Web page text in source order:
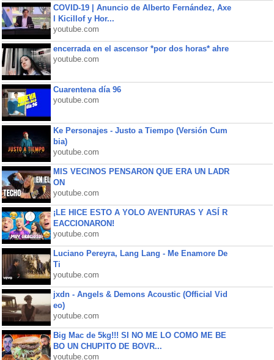
COVID-19 | Anuncio de Alberto Fernández, Axe
l Kicillof y Hor...
youtube.com
encerrada en el ascensor *por dos horas* ahre
youtube.com
Cuarentena día 96
youtube.com
Ke Personajes - Justo a Tiempo (Versión Cum
bia)
youtube.com
MIS VECINOS PENSARON QUE ERA UN LADR
ON
youtube.com
¡LE HICE ESTO A YOLO AVENTURAS Y ASÍ R
EACCIONARON!
youtube.com
Luciano Pereyra, Lang Lang - Me Enamore De
Ti
youtube.com
jxdn - Angels & Demons Acoustic (Official Vid
eo)
youtube.com
Big Mac de 5kg!!! SI NO ME LO COMO ME BE
BO UN CHUPITO DE BOVR...
youtube.com